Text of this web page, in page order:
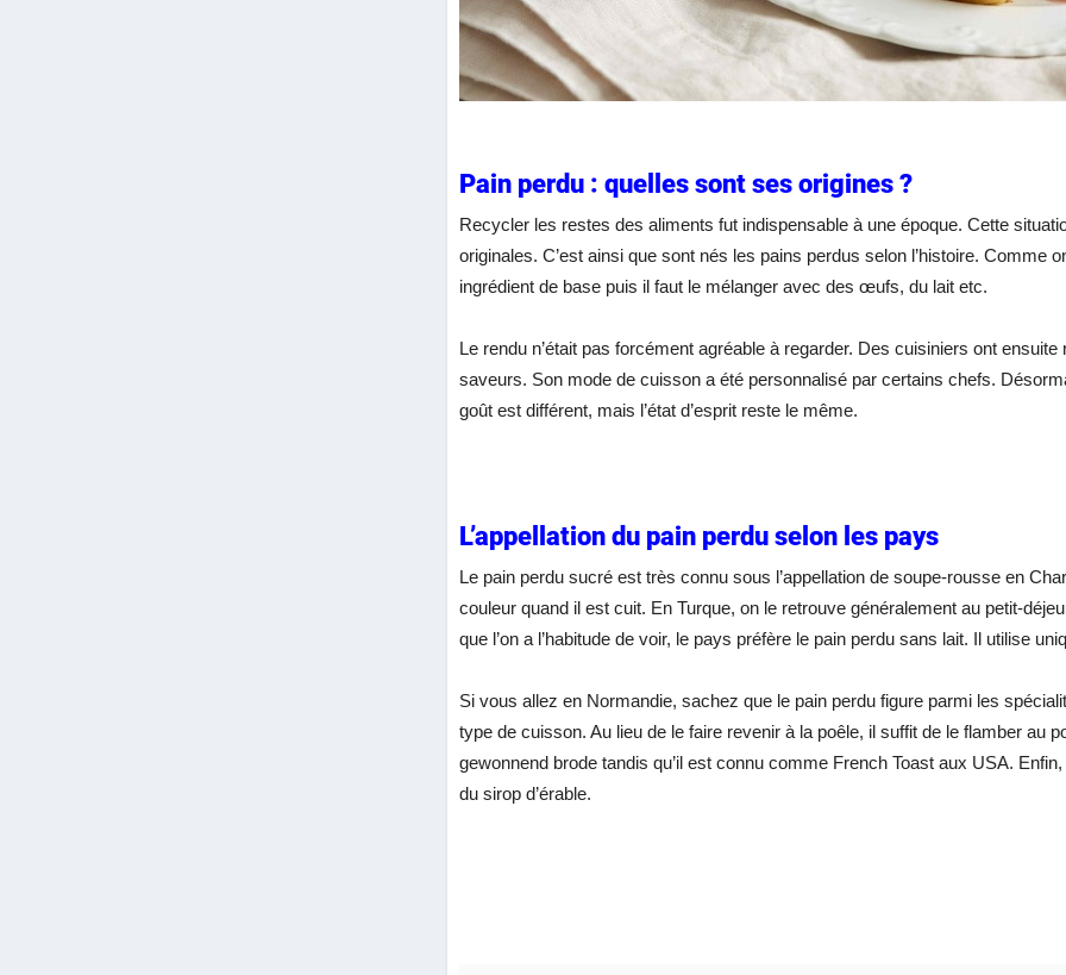
Pain perdu : quelles sont ses origines ?
Recycler les restes des aliments fut indispensable à une époque. Cette
originales. C’est ainsi que sont nés les pains perdus selon l’histoire. Comme
ingrédient de base puis il faut le mélanger avec des œufs, du lait etc.
Le rendu n’était pas forcément agréable à regarder. Des cuisiniers ont
saveurs. Son mode de cuisson a été personnalisé par certains chefs.
goût est différent, mais l’état d’esprit reste le même.
L’appellation du pain perdu selon les pays
Le pain perdu sucré est très connu sous l’appellation de soupe-rousse en
couleur quand il est cuit. En Turque, on le retrouve généralement au petit-
que l’on a l’habitude de voir, le pays préfère le pain perdu sans lait. Il utilise
Si vous allez en Normandie, sachez que le pain perdu figure parmi les
type de cuisson. Au lieu de le faire revenir à la poêle, il suffit de le flamber au
gewonnend brode tandis qu’il est connu comme French Toast aux USA.
du sirop d’érable.